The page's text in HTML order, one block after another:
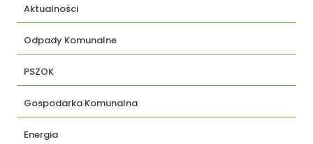
Aktualności
Odpady Komunalne
PSZOK
Gospodarka Komunalna
Energia